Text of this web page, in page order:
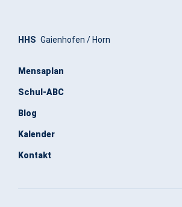
HHS Gaienhofen / Horn
Mensaplan
Schul-ABC
Blog
Kalender
Kontakt